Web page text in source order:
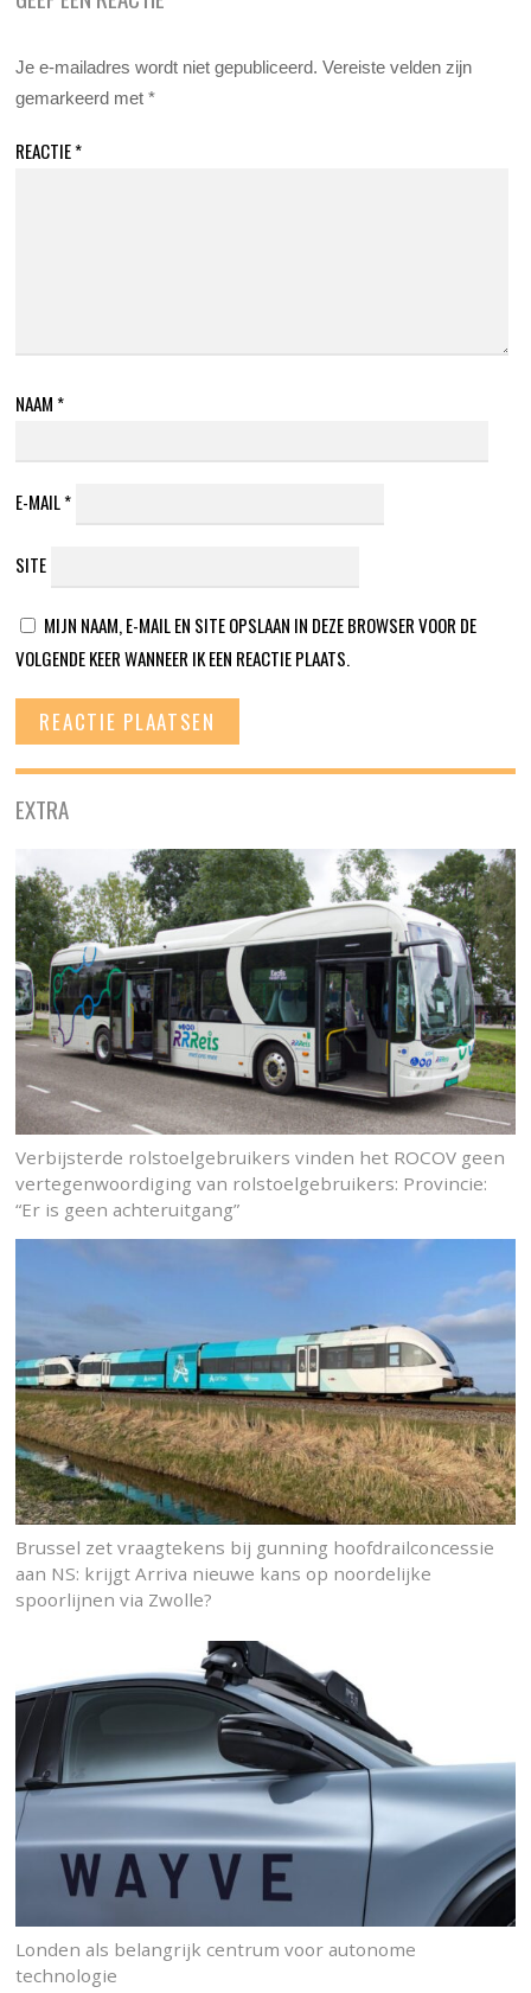
Je e-mailadres wordt niet gepubliceerd. Vereiste velden zijn
gemarkeerd met*
REACTIE*
NAAM *
E-MAIL*
SITE
MIJN NAAM, E-MAIL EN SITE OPSLAAN IN DEZE BROWSER VOOR DE
VOLGENDE KEER WANNEER IK EEN REACTIE PLAATS.
EXTRA
Verbijsterde rolstoelgebruikers vinden het ROCOV geen
vertegenwoordiging van rolstoelgebruikers: Provincie:
“Er is geen achteruitgang”
Brussel zet vraagtekens bij gunning hoofdrailconcessie
aan NS: krijgt Arriva nieuwe kans op noordelijke
spoorlijnen via Zwolle?
Londen als belangrijk centrum voor autonome
technologie